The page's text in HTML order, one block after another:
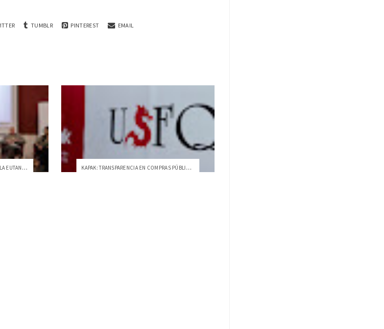
TUMBLR PINTEREST EMAIL
FORO INTERDISCIPLINARIO SOBRE LA EUTANASIA EN LA USFQ KAPAK: TRANSPARENCIA EN COMPRAS PÚBLICAS